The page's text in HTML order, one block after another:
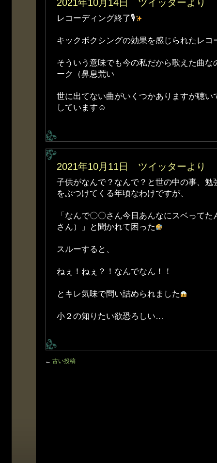
2021年10月14日 ツイッターより
レコーディング終了🎙
キックボクシングの効果を感じられたレコ
そういう意味でも今の私だから歌えた曲な
ーク（鼻息荒い
世に出てない曲がいくつかありますが聴い
しています☺
2021年10月11日 ツイッターより
子供がなんで？なんで？と世の中の事、勉
をぶつけてくる年頃なわけですが、
「なんで〇〇さん今日あんなにスベって
さん）」と聞かれて困った
スルーすると、
ねぇ！ねぇ？！なんでなん！！
とキレ気味で問い詰められました
小２の知りたい欲恐ろしい…
← 古い投稿